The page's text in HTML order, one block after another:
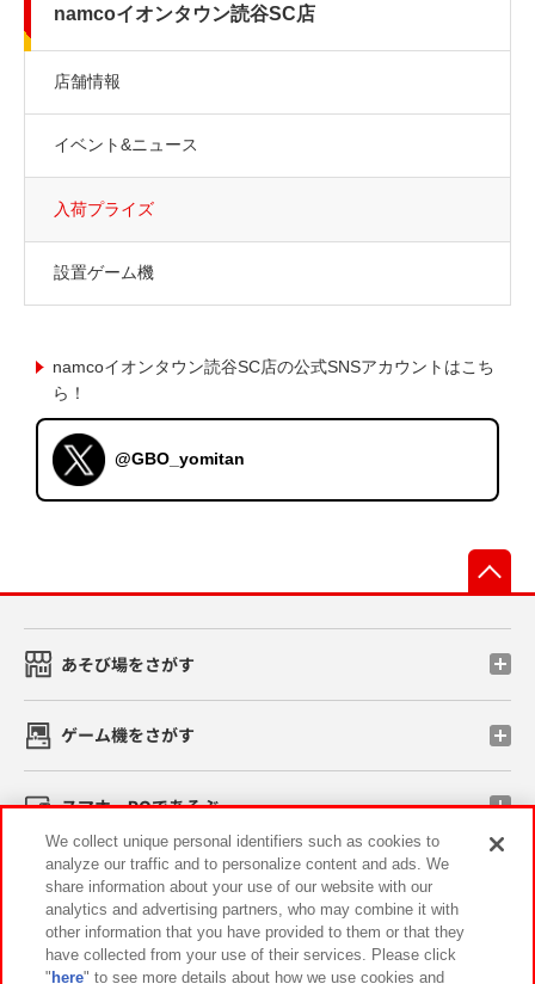
namcoイオンタウン読谷SC店
店舗情報
イベント&ニュース
入荷プライズ
設置ゲーム機
namcoイオンタウン読谷SC店の公式SNSアカウントはこち
ら！
@GBO_yomitan
あそび場をさがす
ゲーム機をさがす
スマホ・PCであそぶ
イベント・キャンペーン
We collect unique personal identifiers such as cookies to
analyze our traffic and to personalize content and ads. We
share information about your use of our website with our
analytics and advertising partners, who may combine it with
other information that you have provided to them or that they
have collected from your use of their services. Please click
" here" to see more details about how we use cookies and